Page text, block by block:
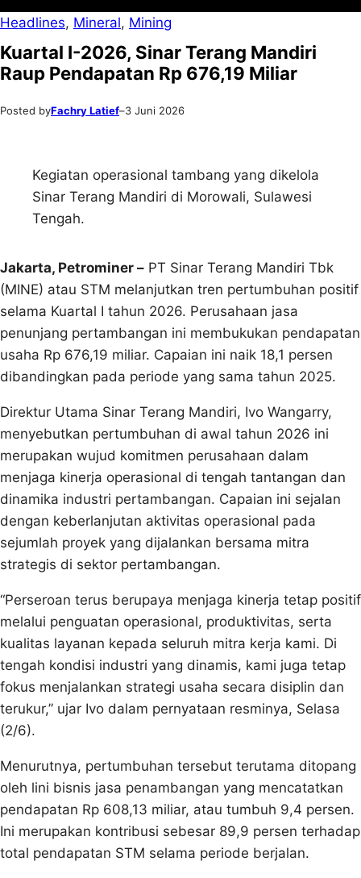
Headlines, Mineral, Mining
Kuartal I-2026, Sinar Terang Mandiri
Raup Pendapatan Rp 676,19 Miliar
Posted byFachry Latief–3 Juni 2026
Kegiatan operasional tambang yang dikelola
Sinar Terang Mandiri di Morowali, Sulawesi
Tengah.
Jakarta, Petrominer – PT Sinar Terang Mandiri Tbk
(MINE) atau STM melanjutkan tren pertumbuhan positif
selama Kuartal I tahun 2026. Perusahaan jasa
penunjang pertambangan ini membukukan pendapatan
usaha Rp 676,19 miliar. Capaian ini naik 18,1 persen
dibandingkan pada periode yang sama tahun 2025.
Direktur Utama Sinar Terang Mandiri, Ivo Wangarry,
menyebutkan pertumbuhan di awal tahun 2026 ini
merupakan wujud komitmen perusahaan dalam
menjaga kinerja operasional di tengah tantangan dan
dinamika industri pertambangan. Capaian ini sejalan
dengan keberlanjutan aktivitas operasional pada
sejumlah proyek yang dijalankan bersama mitra
strategis di sektor pertambangan.
“Perseroan terus berupaya menjaga kinerja tetap positif
melalui penguatan operasional, produktivitas, serta
kualitas layanan kepada seluruh mitra kerja kami. Di
tengah kondisi industri yang dinamis, kami juga tetap
fokus menjalankan strategi usaha secara disiplin dan
terukur,” ujar Ivo dalam pernyataan resminya, Selasa
(2/6).
Menurutnya, pertumbuhan tersebut terutama ditopang
oleh lini bisnis jasa penambangan yang mencatatkan
pendapatan Rp 608,13 miliar, atau tumbuh 9,4 persen.
Ini merupakan kontribusi sebesar 89,9 persen terhadap
total pendapatan STM selama periode berjalan.